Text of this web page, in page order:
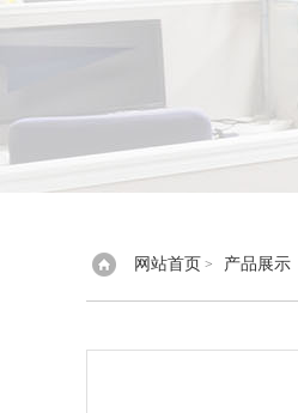
网站首页 > 产品展示